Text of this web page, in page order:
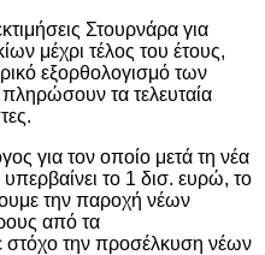
Στουρνάρα για
μέχρι τέλος του έτους,
εξορθολογισμό των
τα τελευταία
για τον οποίο μετά τη νέα
το 1 δισ. ευρώ, το
την παροχή νέων
από τα
στόχο την προσέλκυση νέων